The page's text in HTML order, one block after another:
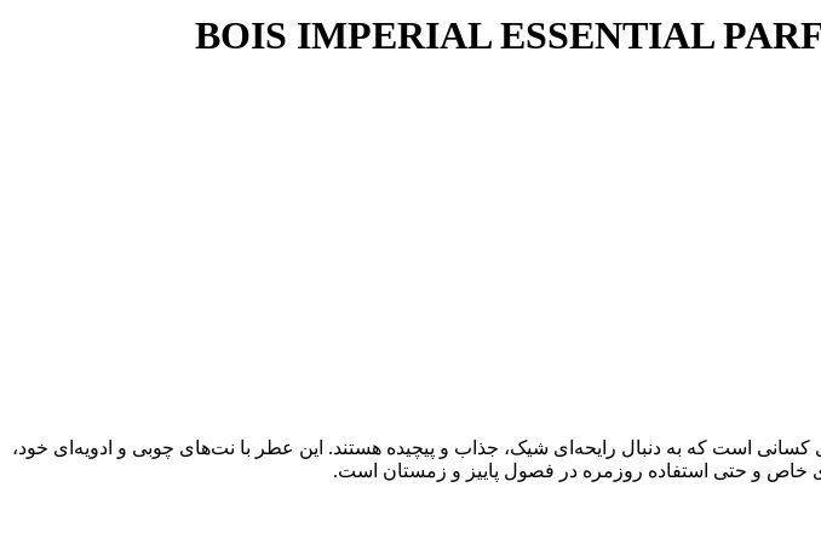
کسانی است که به دنبال رایحه‌ای شیک، جذاب و پیچیده هستند. این عطر با نت‌های چوبی و ادویه‌ای خود،
و حتی استفاده روزمره در فصول پاییز و زمستان است.